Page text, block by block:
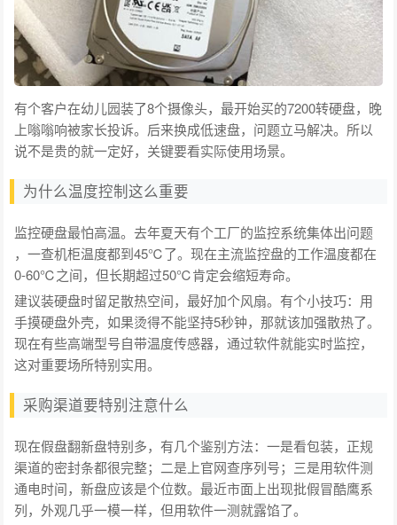
有个客户在幼儿园装了8个摄像头，最开始买的7200转硬盘，晚
上嗡嗡响被家长投诉。后来换成低速盘，问题立马解决。所以
说不是贵的就一定好，关键要看实际使用场景。
为什么温度控制这么重要
监控硬盘最怕高温。去年夏天有个工厂的监控系统集体出问题
，一查机柜温度都到45℃了。现在主流监控盘的工作温度都在
0-60℃之间，但长期超过50℃肯定会缩短寿命。
建议装硬盘时留足散热空间，最好加个风扇。有个小技巧：用
手摸硬盘外壳，如果烫得不能坚持5秒钟，那就该加强散热了。
现在有些高端型号自带温度传感器，通过软件就能实时监控，
这对重要场所特别实用。
采购渠道要特别注意什么
现在假盘翻新盘特别多，有几个鉴别方法：一是看包装，正规
渠道的密封条都很完整；二是上官网查序列号；三是用软件测
通电时间，新盘应该是个位数。最近市面上出现批假冒酷鹰系
列，外观几乎一模一样，但用软件一测就露馅了。